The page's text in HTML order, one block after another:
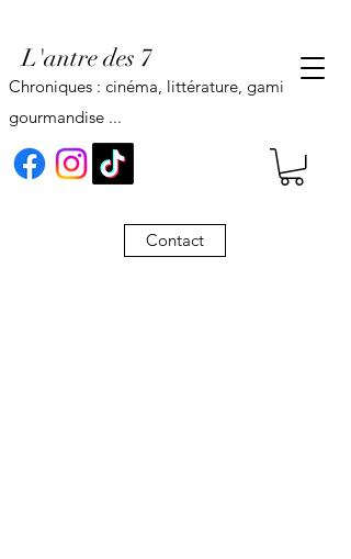
L'antre des 7
Contact
Chroniques : cinéma, littérature, gaming,
gourmandise ...